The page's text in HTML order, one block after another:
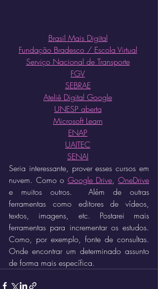
Brasil Mais Digital
Fundação Bradesco / Escola Virtual
Serviço Nacional de Transporte
FGV
SEBRAE
Ateliê Digital Google
UNESP aberta
Microsoft Learn
ENAP
UAITEC
SENAI
Seria interessante, prover esses cursos em
nuvem. Como o Google Drive, OneDrive
e muitos outros.  Além de outras
ferramentas como editores de vídeos,
textos, imagens, etc. Postarei mais
ferramentas para incrementar os estudos.
Como, por exemplo, fonte de consultas.
Onde encontrar um determinado assunto
de forma mais específica.